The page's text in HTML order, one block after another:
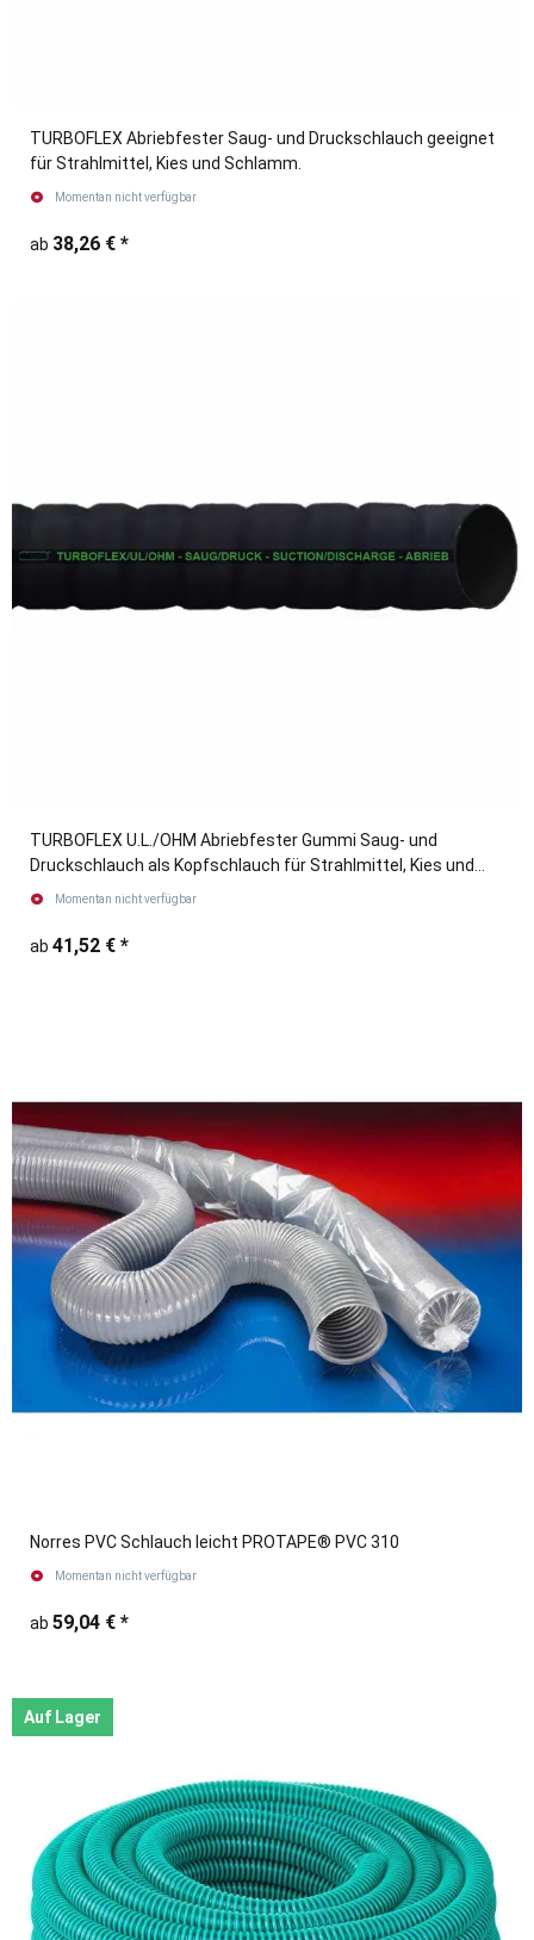
TURBOFLEX Abriebfester Saug- und Druckschlauch geeignet
für Strahlmittel, Kies und Schlamm.
Momentan nicht verfügbar
ab 38,26 € *
TURBOFLEX U.L./OHM Abriebfester Gummi Saug- und
Druckschlauch als Kopfschlauch für Strahlmittel, Kies und
Schlamm.
Momentan nicht verfügbar
ab 41,52 € *
Norres PVC Schlauch leicht PROTAPE® PVC 310
Momentan nicht verfügbar
ab 59,04 € *
Auf Lager